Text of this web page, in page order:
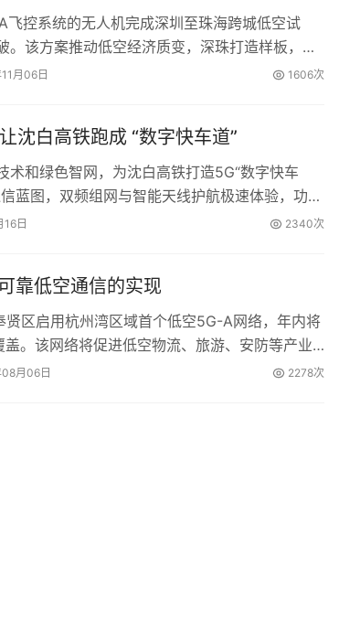
控系统的无人机完成深圳至珠海跨城低空试
。该方案推动低空经济质变，深珠打造样板，虽
湾区走向全国。...
月06日 1606次
沈白高铁跑成 “数字快车道”
术和绿色智网，为沈白高铁打造5G“数字快车
蓝图，双频组网与智能天线护航极速体验，功率
注入智能动能。...
日 2340次
靠低空通信的实现
区启用杭州湾区域首个低空5G-A网络，年内将
。该网络将促进低空物流、旅游、安防等产业
础。...
月06日 2278次